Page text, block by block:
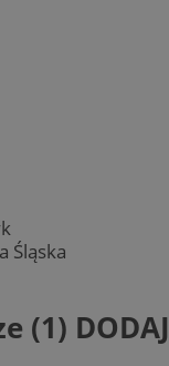
Śląska
(1) DODAJ